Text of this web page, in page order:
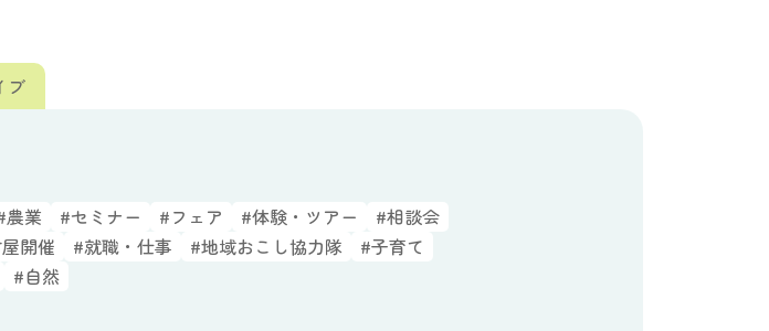
ブ
農業 #セミナー #フェア #体験・ツアー
#相談会
開催 #就職・仕事 #地域おこし協力隊
#子育て
#自然